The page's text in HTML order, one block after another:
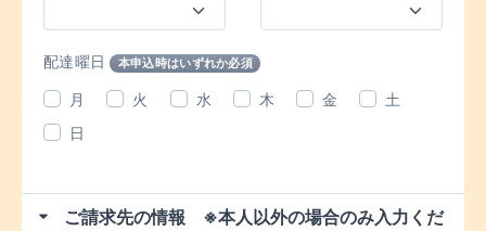
配達曜日 本申込時はいずれか必須
月 火 水 木 金
土
日
ご請求先の情報 ※本人以外の場合のみ入力くだ